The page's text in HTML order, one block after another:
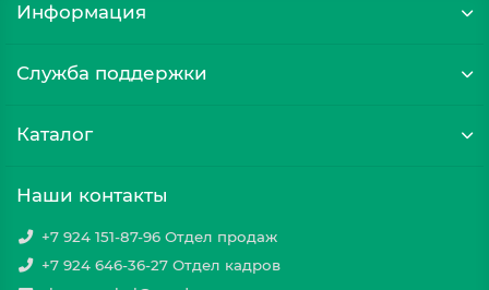
Информация
Служба поддержки
Каталог
Наши контакты
+7 924 151-87-96 Отдел продаж
+7 924 646-36-27 Отдел кадров